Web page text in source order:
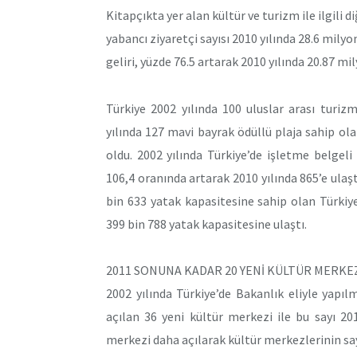
Kitapçıkta yer alan kültür ve turizm ile ilgili
yabancı ziyaretçi sayısı 2010 yılında 28.6
geliri, yüzde 76.5 artarak 2010 yılında 20.87
Türkiye 2002 yılında 100 uluslar arası
yılında 127 mavi bayrak ödüllü plaja sahip
oldu. 2002 yılında Türkiye’de işletme
106,4 oranında artarak 2010 yılında 865’e
bin 633 yatak kapasitesine sahip olan
399 bin 788 yatak kapasitesine ulaştı.
2011 SONUNA KADAR 20 YENİ KÜLTÜR
2002 yılında Türkiye’de Bakanlık eliyle
açılan 36 yeni kültür merkezi ile bu sayı
merkezi daha açılarak kültür merkezlerinin